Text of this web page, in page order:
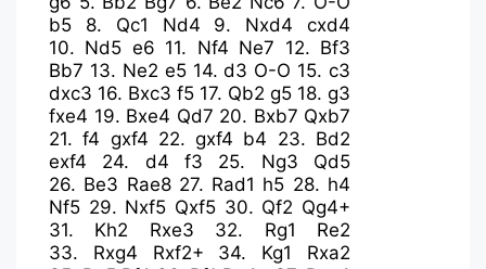
b5
8. Qc1 Nd4 9. Nxd4
cxd4
10. Nd5 e6 11. Nf4 Ne7 12. Bf3
Bb7 13. Ne2 e5 14.d3 O-O 15. c3
dxc3 16. Bxc3 f5 17. Qb2 g5 18. g3
fxe4 19. Bxe4 Qd7 20. Bxb7 Qxb7
21.f4 gxf4 22.gxf4 b4 23. Bd2
exf4
24. d4 f3 25. Ng3
Qd5
26. Be3 Rae8 27. Rad1 h5 28. h4
Nf5 29. Nxf5 Qxf5 30. Qf2 Qg4+
31. Kh2 Rxe3 32. Rg1
Re2
33. Rxg4 Rxf2+ 34. Kg1
Rxa2